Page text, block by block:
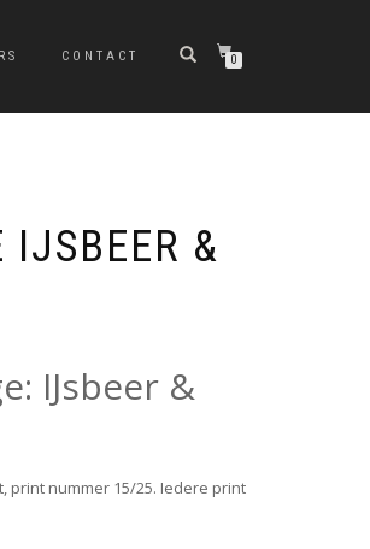
CONTACT 0
IJSBEER &
IJsbeer &
nummer 15/25. Iedere print